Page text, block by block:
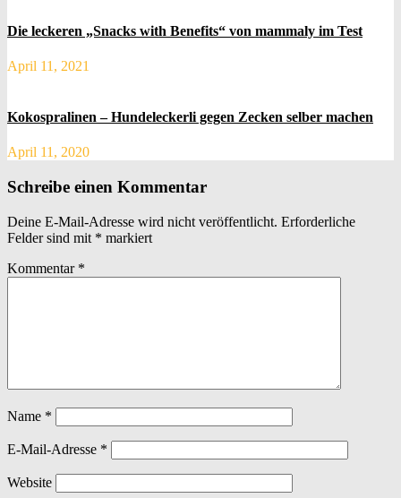
Die leckeren „Snacks with Benefits“ von mammaly im Test
April 11, 2021
Kokospralinen – Hundeleckerli gegen Zecken selber machen
April 11, 2020
Schreibe einen Kommentar
Deine E-Mail-Adresse wird nicht veröffentlicht. Erforderliche
Felder sind mit * markiert
Kommentar *
Name *
E-Mail-Adresse *
Website